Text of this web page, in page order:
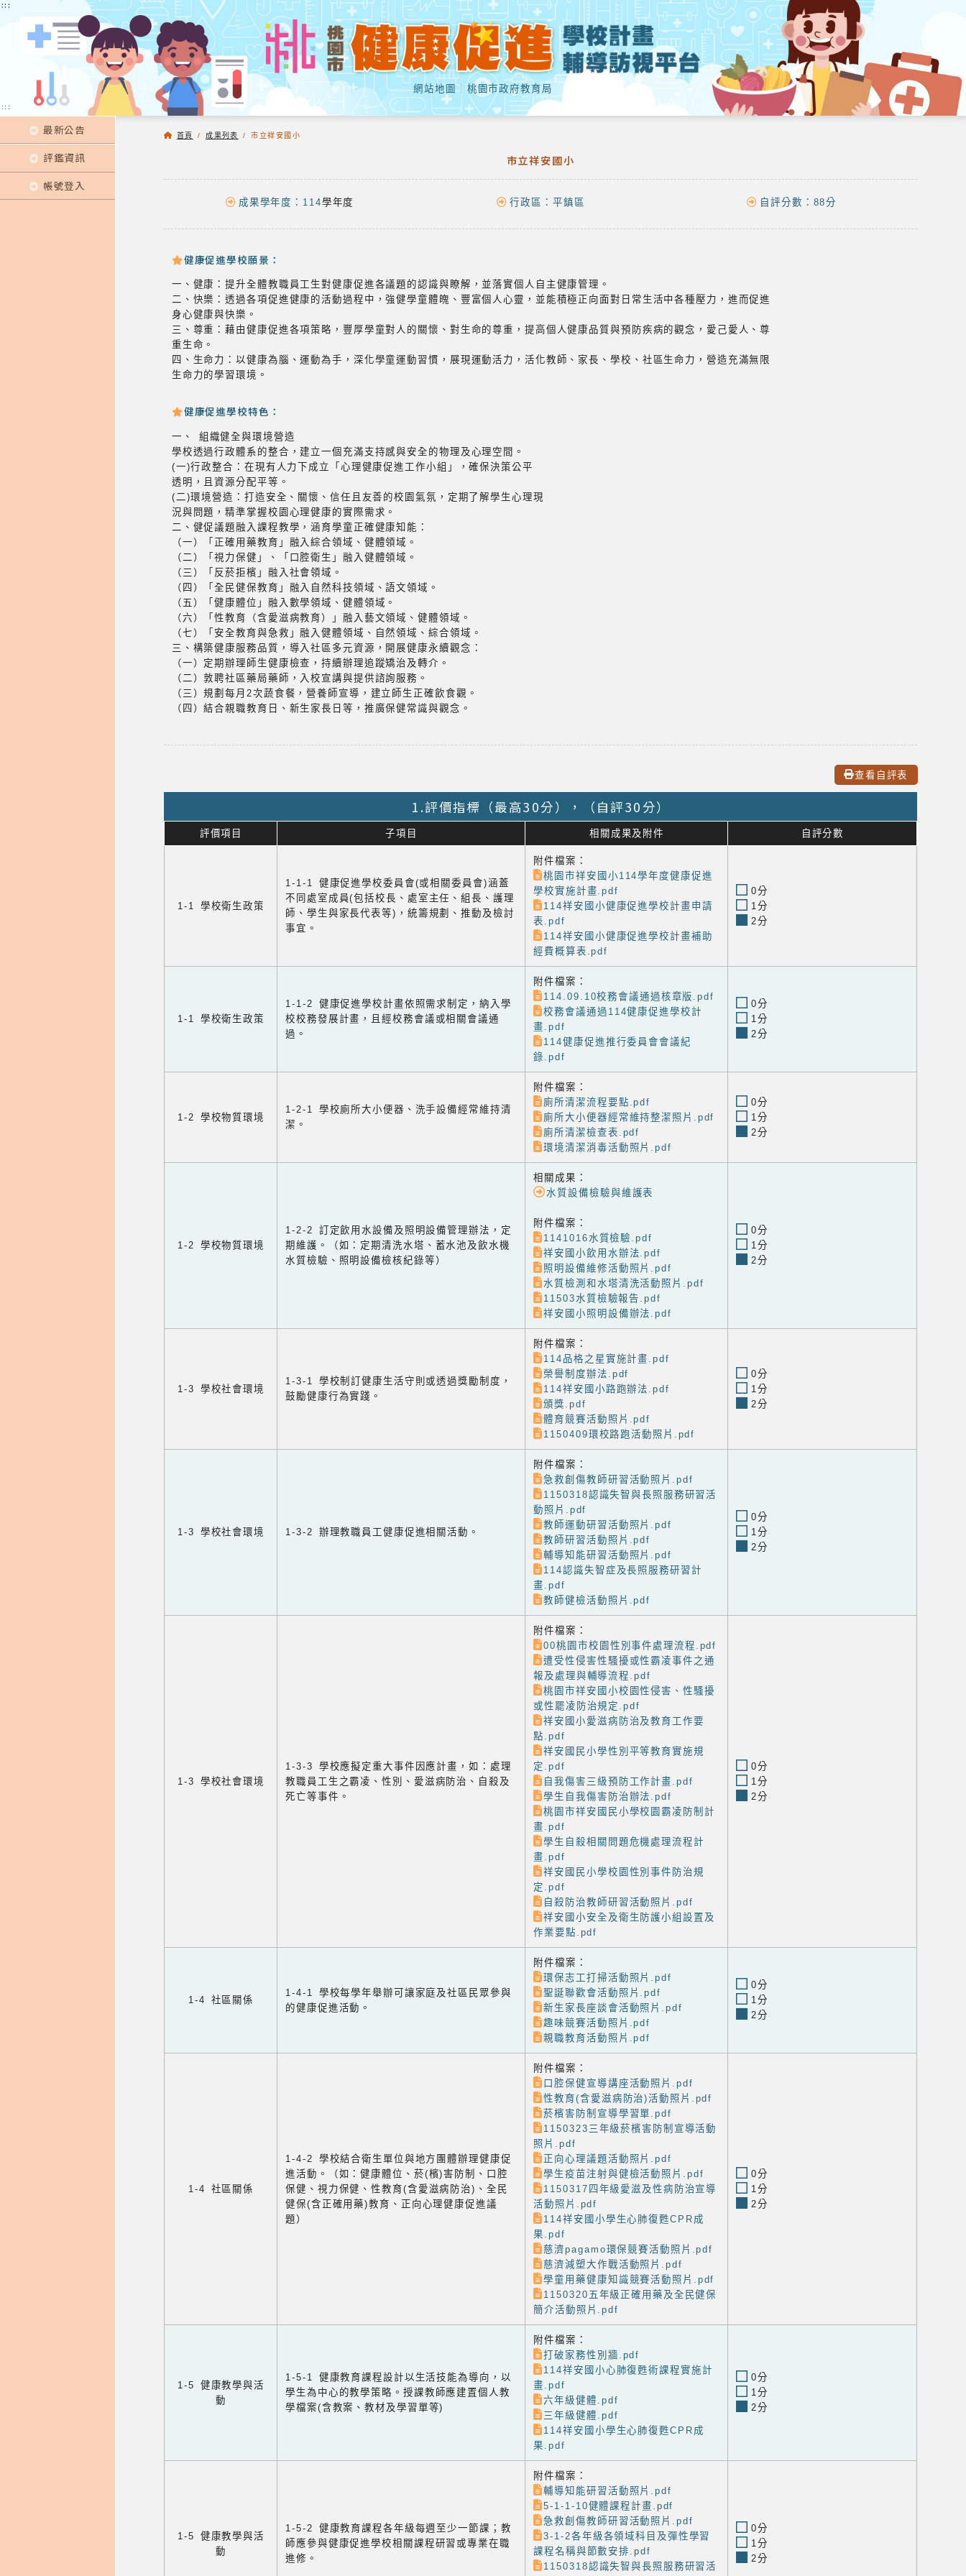
:::
網站地圖｜ 桃園市政府教育局
:::
最新公告
評鑑資訊
帳號登入
首頁 /成果列表 / 市立祥安國小
市立祥安國小
成果學年度：114學年度 行政區： 平鎮區 自評分數： 88分
健康促進學校願景：
一、健康：提升全體教職員工生對健康促進各議題的認識與瞭解，並落實個人自主健康管理。
二、快樂：透過各項促進健康的活動過程中，強健學童體魄、豐富個人心靈，並能積極正向面對日常生活中各種壓力，進而促進
身心健康與快樂。
三、尊重：藉由健康促進各項策略，豐厚學童對人的關懷、對生命的尊重，提高個人健康品質與預防疾病的觀念，愛己愛人、尊
重生命。
四、生命力：以健康為腦、運動為手，深化學童運動習慣，展現運動活力，活化教師、家長、學校、社區生命力，營造充滿無限
生命力的學習環境。
健康促進學校特色：
一、 組織健全與環境營造
學校透過行政體系的整合，建立一個充滿支持感與安全的物理及心理空間。
(一)行政整合：在現有人力下成立「心理健康促進工作小組」，確保決策公平
透明，且資源分配平等。
(二)環境營造：打造安全、關懷、信任且友善的校園氣氛，定期了解學生心理現
況與問題，精準掌握校園心理健康的實際需求。
二、健促議題融入課程教學，涵育學童正確健康知能：
（一）「正確用藥教育」融入綜合領域、健體領域。
（二）「視力保健」、「口腔衛生」融入健體領域。
（三）「反菸拒檳」融入社會領域。
（四）「全民健保教育」融入自然科技領域、語文領域。
（五）「健康體位」融入數學領域、健體領域。
（六）「性教育（含愛滋病教育）」融入藝文領域、健體領域。
（七）「安全教育與急救」融入健體領域、自然領域、綜合領域。
三、構築健康服務品質，導入社區多元資源，開展健康永續觀念：
（一）定期辦理師生健康檢查，持續辦理追蹤矯治及轉介。
（二）敦聘社區藥局藥師，入校宣講與提供諮詢服務。
（三）規劃每月2次蔬食餐，營養師宣導，建立師生正確飲食觀。
（四）結合親職教育日、新生家長日等，推廣保健常識與觀念。
查看自評表
1.評價指標（最高30分），（自評30分）
評價項目 子項目 相關成果及附件 自評分數
1-1 學校衛生政策
1-1-1 健康促進學校委員會(或相關委員會)涵蓋
不同處室成員(包括校長、處室主任、組長、護理
師、學生與家長代表等)，統籌規劃、推動及檢討
事宜。
附件檔案：
桃園市祥安國小114學年度健康促進
學校實施計畫.pdf
114祥安國小健康促進學校計畫申請
表.pdf
114祥安國小健康促進學校計畫補助
經費概算表.pdf
0分
1分
2分
1-1 學校衛生政策
1-1-2 健康促進學校計畫依照需求制定，納入學
校校務發展計畫，且經校務會議或相關會議通
過。
附件檔案：
114.09.10校務會議通過核章版.pdf
校務會議通過114健康促進學校計
畫.pdf
114健康促進推行委員會會議紀
錄.pdf
0分
1分
2分
1-2 學校物質環境
1-2-1 學校廁所大小便器、洗手設備經常維持清
潔。
附件檔案：
廁所清潔流程要點.pdf
廁所大小便器經常維持整潔照片.pdf
廁所清潔檢查表.pdf
環境清潔消毒活動照片.pdf
0分
1分
2分
1-2 學校物質環境
1-2-2 訂定飲用水設備及照明設備管理辦法，定
期維護。（如：定期清洗水塔、蓄水池及飲水機
水質檢驗、照明設備檢核紀錄等）
相關成果：
水質設備檢驗與維護表
附件檔案：
1141016水質檢驗.pdf
祥安國小飲用水辦法.pdf
照明設備維修活動照片.pdf
水質檢測和水塔清洗活動照片.pdf
11503水質檢驗報告.pdf
祥安國小照明設備辦法.pdf
0分
1分
2分
1-3 學校社會環境
1-3-1 學校制訂健康生活守則或透過獎勵制度，
鼓勵健康行為實踐。
附件檔案：
114品格之星實施計畫.pdf
榮譽制度辦法.pdf
114祥安國小路跑辦法.pdf
頒獎.pdf
體育競賽活動照片.pdf
1150409環校路跑活動照片.pdf
0分
1分
2分
1-3 學校社會環境 1-3-2 辦理教職員工健康促進相關活動。
附件檔案：
急救創傷教師研習活動照片.pdf
1150318認識失智與長照服務研習活
動照片.pdf
教師運動研習活動照片.pdf
教師研習活動照片.pdf
輔導知能研習活動照片.pdf
114認識失智症及長照服務研習計
畫.pdf
教師健檢活動照片.pdf
0分
1分
2分
1-3 學校社會環境
1-3-3 學校應擬定重大事件因應計畫，如：處理
教職員工生之霸凌、性別、愛滋病防治、自殺及
死亡等事件。
附件檔案：
00桃園市校園性別事件處理流程.pdf
遭受性侵害性騷擾或性霸凌事件之通
報及處理與輔導流程.pdf
桃園市祥安國小校園性侵害、性騷擾
或性罷凌防治規定.pdf
祥安國小愛滋病防治及教育工作要
點.pdf
祥安國民小學性別平等教育實施規
定.pdf
自我傷害三級預防工作計畫.pdf
學生自我傷害防治辦法.pdf
桃園市祥安國民小學校園霸凌防制計
畫.pdf
學生自殺相關問題危機處理流程計
畫.pdf
祥安國民小學校園性別事件防治規
定.pdf
自殺防治教師研習活動照片.pdf
祥安國小安全及衛生防護小組設置及
作業要點.pdf
0分
1分
2分
1-4 社區關係
1-4-1 學校每學年舉辦可讓家庭及社區民眾參與
的健康促進活動。
附件檔案：
環保志工打掃活動照片.pdf
聖誕聯歡會活動照片.pdf
新生家長座談會活動照片.pdf
趣味競賽活動照片.pdf
親職教育活動照片.pdf
0分
1分
2分
1-4 社區關係
1-4-2 學校結合衛生單位與地方團體辦理健康促
進活動。（如：健康體位、菸(檳)害防制、口腔
保健、視力保健、性教育(含愛滋病防治)、全民
健保(含正確用藥)教育、正向心理健康促進議
題）
附件檔案：
口腔保健宣導講座活動照片.pdf
性教育(含愛滋病防治)活動照片.pdf
菸檳害防制宣導學習單.pdf
1150323三年級菸檳害防制宣導活動
照片.pdf
正向心理議題活動照片.pdf
學生疫苗注射與健檢活動照片.pdf
1150317四年級愛滋及性病防治宣導
活動照片.pdf
114祥安國小學生心肺復甦CPR成
果.pdf
慈濟pagamo環保競賽活動照片.pdf
慈濟減塑大作戰活動照片.pdf
學童用藥健康知識競賽活動照片.pdf
1150320五年級正確用藥及全民健保
簡介活動照片.pdf
0分
1分
2分
1-5 健康教學與活
動
1-5-1 健康教育課程設計以生活技能為導向，以
學生為中心的教學策略。授課教師應建置個人教
學檔案(含教案、教材及學習單等)
附件檔案：
打破家務性別牆.pdf
114祥安國小心肺復甦術課程實施計
畫.pdf
六年級健體.pdf
三年級健體.pdf
114祥安國小學生心肺復甦CPR成
果.pdf
0分
1分
2分
1-5 健康教學與活
動
1-5-2 健康教育課程各年級每週至少一節課；教
師應參與健康促進學校相關課程研習或專業在職
進修。
附件檔案：
輔導知能研習活動照片.pdf
5-1-1-10健體課程計畫.pdf
急救創傷教師研習活動照片.pdf
3-1-2各年級各領域科目及彈性學習
課程名稱與節數安排.pdf
1150318認識失智與長照服務研習活
0分
1分
2分
:::